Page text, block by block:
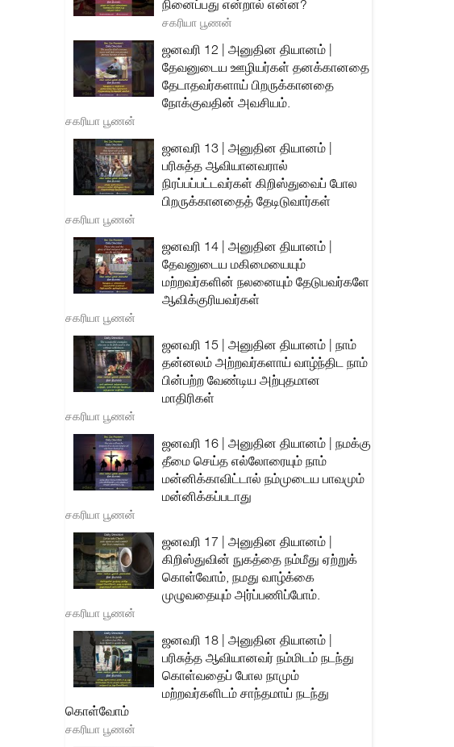
நினைப்பது என்றால் என்ன?
சகரியா பூணன்
ஜனவரி 12 | அனுதின தியானம் |
தேவனுடைய ஊழியர்கள் தனக்கானதை
தேடாதவர்களாய் பிறருக்கானதை
நோக்குவதின் அவசியம்.
சகரியா பூணன்
ஜனவரி 13 | அனுதின தியானம் |
பரிசுத்த ஆவியானவரால்
நிரப்பப்பட்டவர்கள் கிறிஸ்துவைப் போல
பிறருக்கானதைத் தேடிடுவார்கள்
சகரியா பூணன்
ஜனவரி 14 | அனுதின தியானம் |
தேவனுடைய மகிமையையும்
மற்றவர்களின் நலனையும் தேடுபவர்களே
ஆவிக்குரியவர்கள்
சகரியா பூணன்
ஜனவரி 15 | அனுதின தியானம் | நாம்
தன்னலம் அற்றவர்களாய் வாழ்ந்திட நாம்
பின்பற்ற வேண்டிய அற்புதமான
மாதிரிகள்
சகரியா பூணன்
ஜனவரி 16 | அனுதின தியானம் | நமக்கு
தீமை செய்த எல்லோரையும் நாம்
மன்னிக்காவிட்டால் நம்முடைய பாவமும்
மன்னிக்கப்படாது
சகரியா பூணன்
ஜனவரி 17 | அனுதின தியானம் |
கிறிஸ்துவின் நுகத்தை நம்மீது ஏற்றுக்
கொள்வோம், நமது வாழ்க்கை
முழுவதையும் அர்ப்பணிப்போம்.
சகரியா பூணன்
ஜனவரி 18 | அனுதின தியானம் |
பரிசுத்த ஆவியானவர் நம்மிடம் நடந்து
கொள்வதைப் போல நாமும்
மற்றவர்களிடம் சாந்தமாய் நடந்து
கொள்வோம்
சகரியா பூணன்